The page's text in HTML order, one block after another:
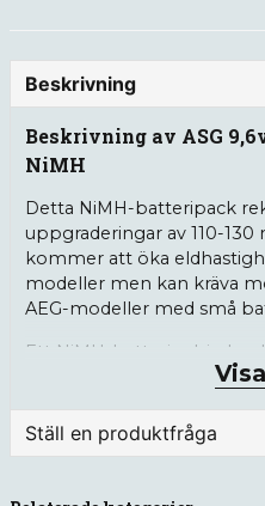
Beskrivning
Beskrivning av ASG
NiMH
Detta NiMH-batteripack
uppgraderingar av 110-130
kommer att öka
modeller men kan kräva
AEG-modeller med små
Ett NiMH-batteri erbjuder
och robust kraftkälla. De
ger en stabil eldhastighet
fördelar med NiMH-
Ställ en produktfråga
Fråga oss något om